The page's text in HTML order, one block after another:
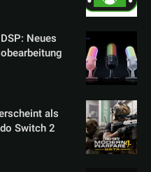
Neues
als
Switch 2